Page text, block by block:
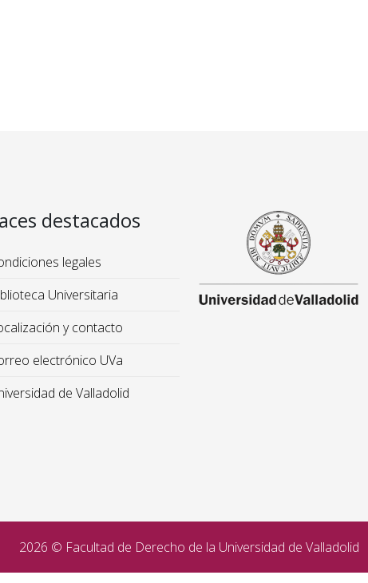
destacados
legales
Universitaria
y contacto
electrónico UVa
de Valladolid
2026 © Facultad de Derecho de la Universidad de Valladolid